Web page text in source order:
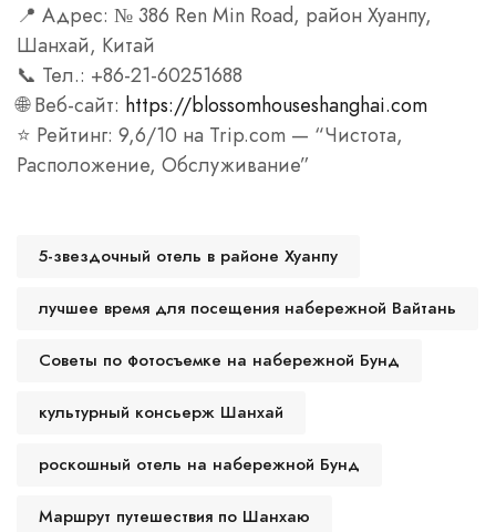
📍 Адрес: № 386 Ren Min Road, район Хуанпу,
Шанхай, Китай
📞 Тел.: +86-21-60251688
🌐 Веб-сайт: https://blossomhouseshanghai.com
⭐ Рейтинг: 9,6/10 на Trip.com — “Чистота,
Расположение, Обслуживание”
5-звездочный отель в районе Хуанпу
лучшее время для посещения набережной Вайтань
Советы по фотосъемке на набережной Бунд
культурный консьерж Шанхай
роскошный отель на набережной Бунд
Маршрут путешествия по Шанхаю